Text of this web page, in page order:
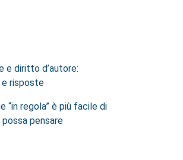
e diritto d’autore:
e risposte
“in regola” è più facile di
pensare